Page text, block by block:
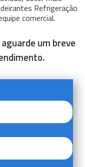
Refrigeração
comercial.
um breve